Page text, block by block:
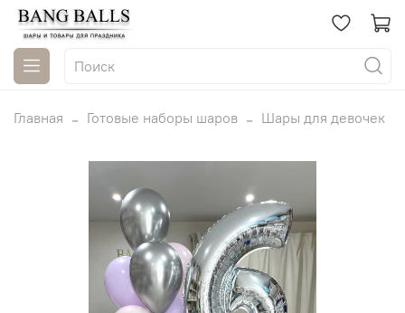
Главная Готовые наборы шаров Шары для девочек